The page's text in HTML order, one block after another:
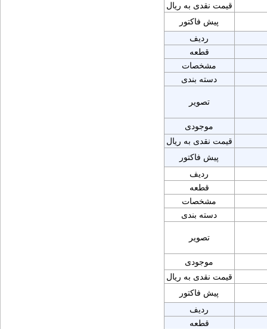
قیمت نقدی به ریال
پیش فاکتور
ردیف
قطعه
مشخصات
دسته بندی
تصویر
موجودی
قیمت نقدی به ریال
پیش فاکتور
ردیف
قطعه
مشخصات
دسته بندی
تصویر
موجودی
قیمت نقدی به ریال
پیش فاکتور
ردیف
قطعه